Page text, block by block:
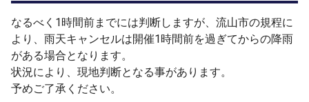
なるべく1時間前までには判断しますが、流山市の規程に
より、雨天キャンセルは開催1時間前を過ぎてからの降雨
がある場合となります。
状況により、現地判断となる事があります。
予めご了承ください。